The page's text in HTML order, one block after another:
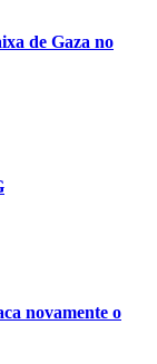
de Gaza no
novamente o